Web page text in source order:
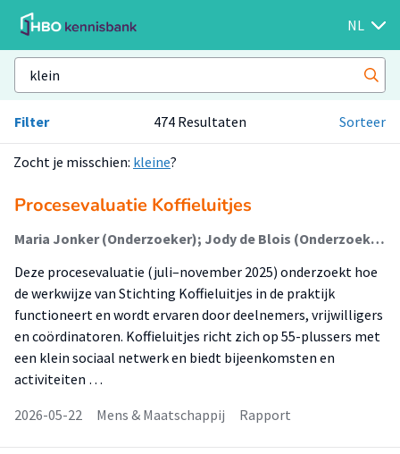
NL
Filter 474 Resultaten Sorteer
Zocht je misschien: kleine?
Procesevaluatie Koffieluitjes
Maria Jonker (Onderzoeker); Jody de Blois (Onderzoeker)
Deze procesevaluatie (juli–november 2025) onderzoekt hoe
de werkwijze van Stichting Koffieluitjes in de praktijk
functioneert en wordt ervaren door deelnemers, vrijwilligers
en coördinatoren. Koffieluitjes richt zich op 55-plussers met
een klein sociaal netwerk en biedt bijeenkomsten en
activiteiten …
2026-05-22
Mens & Maatschappij Rapport